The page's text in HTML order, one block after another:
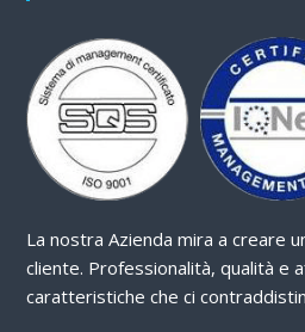
La nostra Azienda mira a creare
cliente. Professionalità, qualità e
caratteristiche che ci